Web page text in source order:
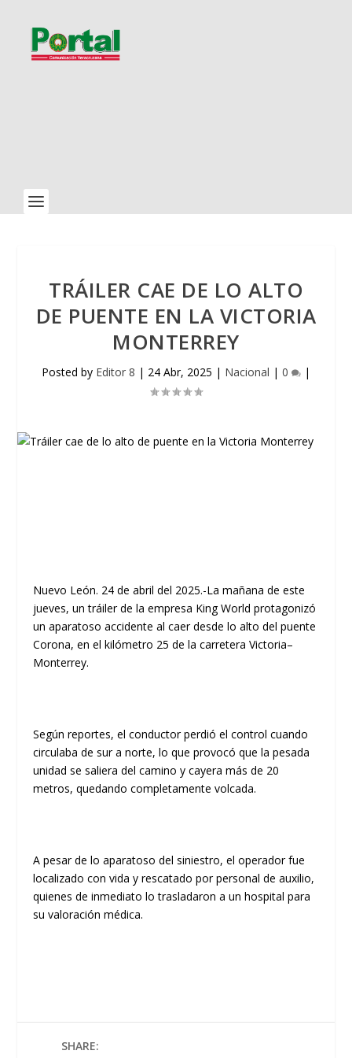
TRÁILER CAE DE LO ALTO
DE PUENTE EN LA VICTORIA
MONTERREY
Posted by Editor 8 | 24 Abr, 2025 | Nacional | 0 |
Nuevo León. 24 de abril del 2025.-La mañana de este
jueves, un tráiler de la empresa King World protagonizó
un aparatoso accidente al caer desde lo alto del puente
Corona, en el kilómetro 25 de la carretera Victoria–
Monterrey.
Según reportes, el conductor perdió el control cuando
circulaba de sur a norte, lo que provocó que la pesada
unidad se saliera del camino y cayera más de 20
metros, quedando completamente volcada.
A pesar de lo aparatoso del siniestro, el operador fue
localizado con vida y rescatado por personal de auxilio,
quienes de inmediato lo trasladaron a un hospital para
su valoración médica.
SHARE: